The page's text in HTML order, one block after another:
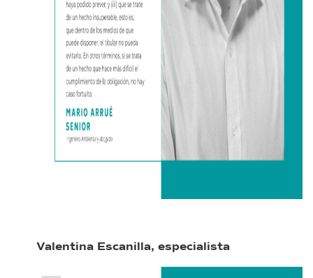
Valentina Escanilla, especialista